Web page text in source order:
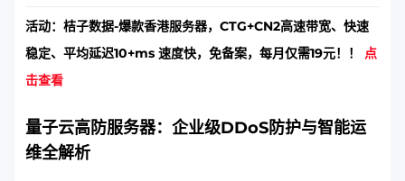
活动：桔子数据-爆款香港服务器，CTG+CN2高速带宽、快速
稳定、平均延迟10+ms 速度快，免备案，每月仅需19元！！ 点
击查看
量子云高防服务器：企业级DDoS防护与智能运
维全解析